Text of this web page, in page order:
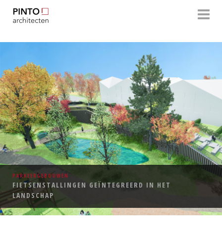
Architectenbureau
PARKEERGEBOUWEN
FIETSENSTALLINGEN GEÏNTEGREERD IN HET
LANDSCHAP